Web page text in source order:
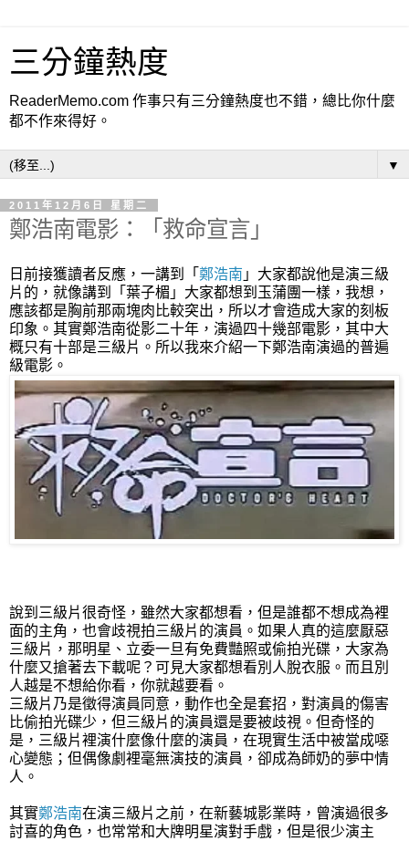
三分鐘熱度
ReaderMemo.com 作事只有三分鐘熱度也不錯，總比你什麼
都不作來得好。
▼
2011年12月6日 星期二
鄭浩南電影：「救命宣言」
日前接獲讀者反應，一講到「 鄭浩南 」大家都說他是演三級
片的，就像講到「葉子楣」大家都想到玉蒲團一樣，我想，
應該都是胸前那兩塊肉比較突出，所以才會造成大家的刻板
印象。其實鄭浩南從影二十年，演過四十幾部電影，其中大
概只有十部是三級片。所以我來介紹一下鄭浩南演過的普遍
級電影。
說到三級片很奇怪，雖然大家都想看，但是誰都不想成為裡
面的主角， 也會歧視拍三級片的演員。如果人真的這麼厭惡
三級片，那明星、立委一旦有免費豔照或偷拍光碟，大家為
什麼又搶著去下載呢？可見大家都想看別人脫衣服。而且別
人越是不想給你看，你就越要看。
三級片乃是徵得演員同意，動作也全是套招，對演員的傷害
比偷拍光碟少，但三級片的演員還是要被歧視。 但奇怪的
是，三級片裡演什麼像什麼的演員，在現實生活中被當成噁
心變態；但偶像劇裡毫無演技的演員，卻成為師奶的夢中情
人。
其實鄭浩南在演三級片之前，在新藝城影業時，曾演過很多
討喜的角色，也常常和大牌明星演對手戲，但是很少演主